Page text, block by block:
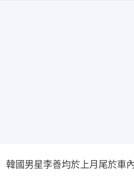
韓國男星李善均於上月尾於車